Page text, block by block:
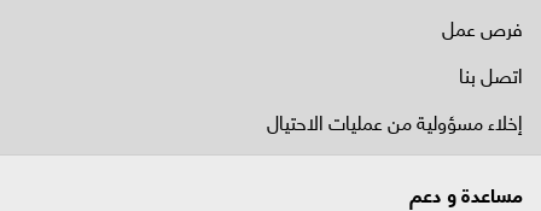
فرص عمل
اتصل بنا
إخلاء مسؤولية من عمليات الاحتيال
مساعدة و دعم